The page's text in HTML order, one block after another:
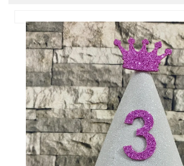
TABAK VE BARDAK
PEÇETE
MASA ÖRTÜSÜ
ZARF BANNER
ZARF VARAKLI BANNER
KALİGRAFİ BANNER
MISIR KUTU